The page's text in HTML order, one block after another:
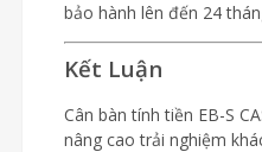
bảo hành lên đến 24
Kết Luận
Cân bàn tính tiền EB-S
nâng cao trải nghiệm